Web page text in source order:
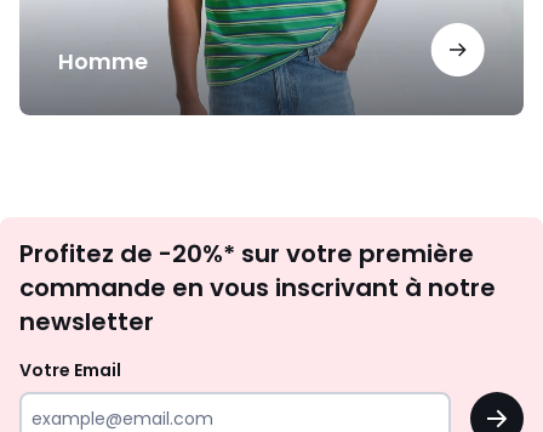
Homme
newsletter
Profitez de -20%* sur votre première
commande en vous inscrivant à notre
newsletter
Votre Email
OK